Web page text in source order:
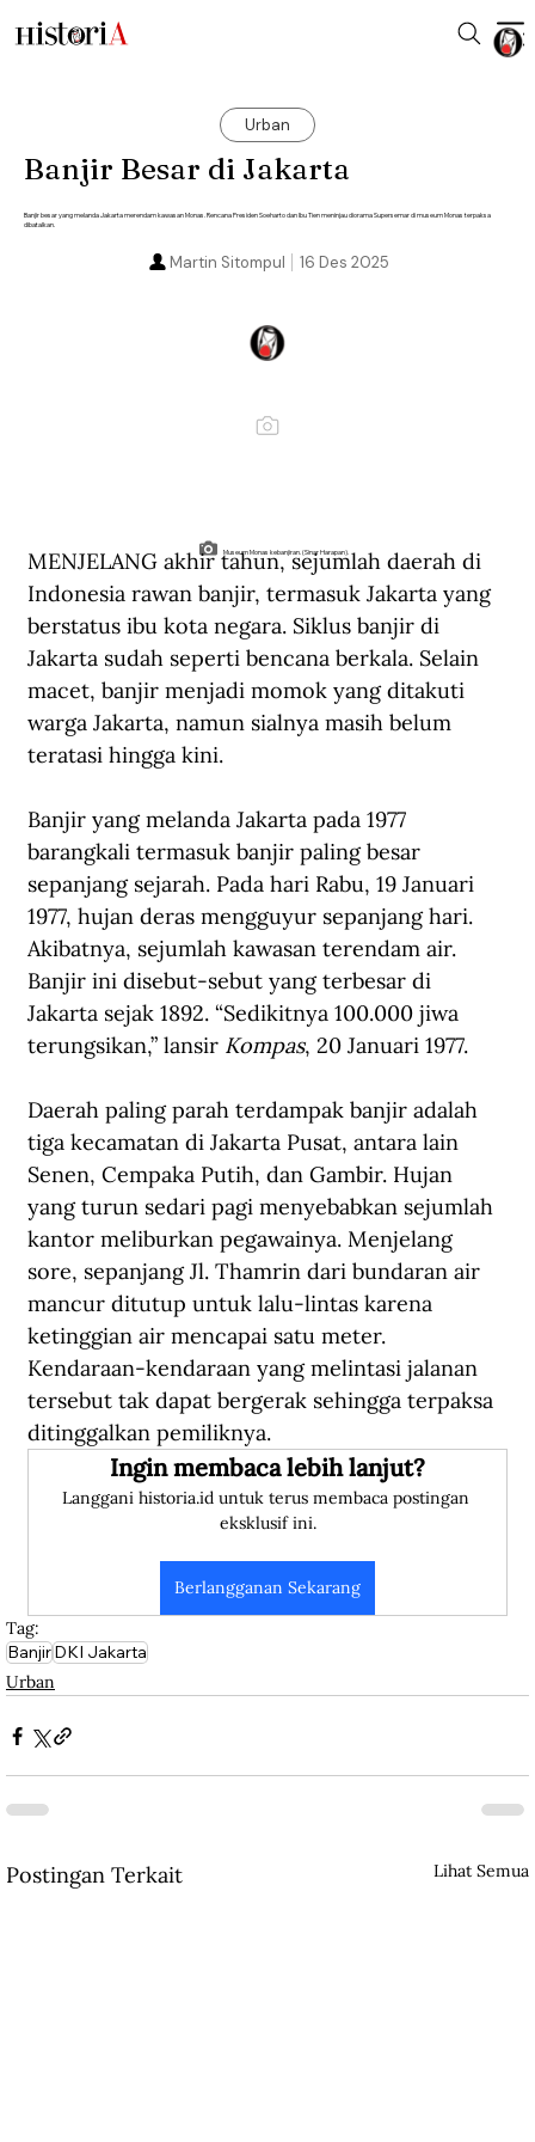
Urban
Banjir Besar di Jakarta
Banjir besar yang melanda Jakarta merendam kawasan Monas. Rencana Presiden Soeharto dan Ibu Tien meninjau diorama Supersemar di museum Monas terpaksa
dibatalkan.
16 Des 2025
Martin Sitompul
Museum Monas kebanjiran. (Sinar Harapan).
MENJELANG akhir tahun, sejumlah daerah di
Indonesia rawan banjir, termasuk Jakarta yang
berstatus ibu kota negara. Siklus banjir di
Jakarta sudah seperti bencana berkala. Selain
macet, banjir menjadi momok yang ditakuti
warga Jakarta, namun sialnya masih belum
teratasi hingga kini.
Banjir yang melanda Jakarta pada 1977
barangkali termasuk banjir paling besar
sepanjang sejarah. Pada hari Rabu, 19 Januari
1977, hujan deras mengguyur sepanjang hari.
Akibatnya, sejumlah kawasan terendam air.
Banjir ini disebut-sebut yang terbesar di
Jakarta sejak 1892. “Sedikitnya 100.000 jiwa
terungsikan,” lansir Kompas, 20 Januari 1977.
Daerah paling parah terdampak banjir adalah
tiga kecamatan di Jakarta Pusat, antara lain
Senen, Cempaka Putih, dan Gambir. Hujan
yang turun sedari pagi menyebabkan sejumlah
kantor meliburkan pegawainya. Menjelang
sore, sepanjang Jl. Thamrin dari bundaran air
mancur ditutup untuk lalu-lintas karena
ketinggian air mencapai satu meter.
Kendaraan-kendaraan yang melintasi jalanan
tersebut tak dapat bergerak sehingga terpaksa
ditinggalkan pemiliknya.
Ingin membaca lebih lanjut?
Langgani historia.id untuk terus membaca postingan
eksklusif ini.
Berlangganan Sekarang
Tag:
BanjirDKI Jakarta
Urban
Postingan Terkait Lihat Semua